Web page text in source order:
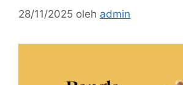
28/11/2025 oleh admin